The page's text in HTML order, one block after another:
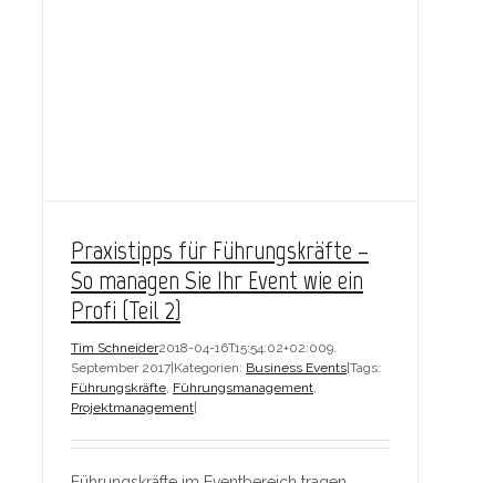
Praxistipps für Führungskräfte –
So managen Sie Ihr Event wie ein
Profi (Teil 2)
Tim Schneider2018-04-16T15:54:02+02:009.
September 2017 Kategorien: Business Events Tags:
Führungskräfte, Führungsmanagement,
Projektmanagement